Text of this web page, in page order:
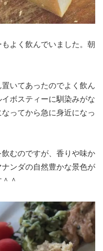
よく飲んでいました。朝
いてあったのでよく飲ん
ボスティーに馴染みがな
ってから急に身近になっ
むのですが、香りや味か
ンダの自然豊かな景色が
＾